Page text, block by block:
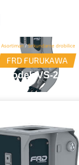
Asortiman/Sekundarne drobilice
FRD FURUKAWA
Model: VS-22E